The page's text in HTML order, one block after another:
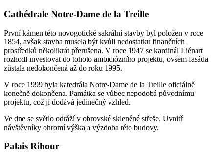
Cathédrale Notre-Dame de la Treille
První kámen této novogotické sakrální stavby byl položen v roce
1854, avšak stavba musela být kvůli nedostatku finančních
prostředků několikrát přerušena. V roce 1947 se kardinál Liénart
rozhodl investovat do tohoto ambiciózního projektu, ovšem fasáda
zůstala nedokončená až do roku 1995.
V roce 1999 byla katedrála Notre-Dame de la Treille oficiálně
konečně dokončena. Památka se vůbec nepodobá původnímu
projektu, což jí dodává jedinečný vzhled.
Ve dne se světlo odráží v obrovské skleněné střeše. Uvnitř
návštěvníky ohromí výška a výzdoba této budovy.
Palais Rihour